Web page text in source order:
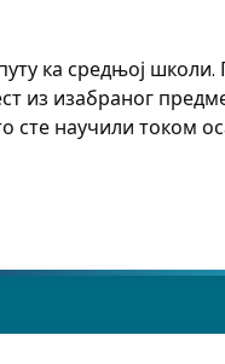
ка средњој
из изабраног
сте научили током